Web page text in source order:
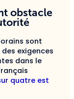
obstacle
sont
exigences
dans le
quatre est